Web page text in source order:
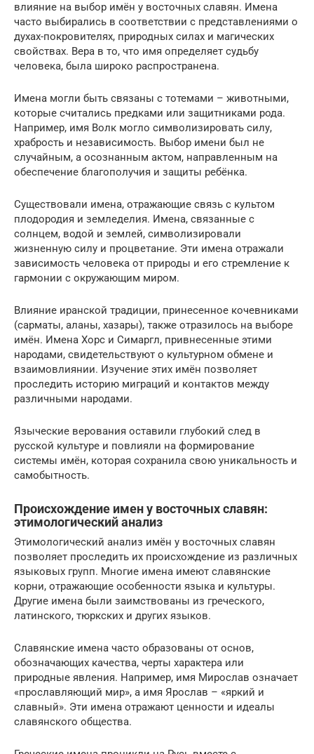
влияние на выбор имён у восточных славян. Имена
часто выбирались в соответствии с представлениями о
духах-покровителях, природных силах и магических
свойствах. Вера в то, что имя определяет судьбу
человека, была широко распространена.
Имена могли быть связаны с тотемами – животными,
которые считались предками или защитниками рода.
Например, имя Волк могло символизировать силу,
храбрость и независимость. Выбор имени был не
случайным, а осознанным актом, направленным на
обеспечение благополучия и защиты ребёнка.
Существовали имена, отражающие связь с культом
плодородия и земледелия. Имена, связанные с
солнцем, водой и землей, символизировали
жизненную силу и процветание. Эти имена отражали
зависимость человека от природы и его стремление к
гармонии с окружающим миром.
Влияние иранской традиции, принесенное кочевниками
(сарматы, аланы, хазары), также отразилось на выборе
имён. Имена Хорс и Симаргл, привнесенные этими
народами, свидетельствуют о культурном обмене и
взаимовлиянии. Изучение этих имён позволяет
проследить историю миграций и контактов между
различными народами.
Языческие верования оставили глубокий след в
русской культуре и повлияли на формирование
системы имён, которая сохранила свою уникальность и
самобытность.
Происхождение имен у восточных славян:
этимологический анализ
Этимологический анализ имён у восточных славян
позволяет проследить их происхождение из различных
языковых групп. Многие имена имеют славянские
корни, отражающие особенности языка и культуры.
Другие имена были заимствованы из греческого,
латинского, тюркских и других языков.
Славянские имена часто образованы от основ,
обозначающих качества, черты характера или
природные явления. Например, имя Мирослав означает
«прославляющий мир», а имя Ярослав – «яркий и
славный». Эти имена отражают ценности и идеалы
славянского общества.